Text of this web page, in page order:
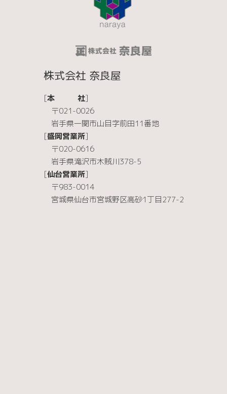
株式会社 奈良屋
[本 社]
〒021-0026
岩手県一関市山目字前田11番地
[盛岡営業所]
〒020-0616
岩手県滝沢市木賊川378-5
[仙台営業所]
〒983-0014
宮城県仙台市宮城野区高砂1丁目277-2